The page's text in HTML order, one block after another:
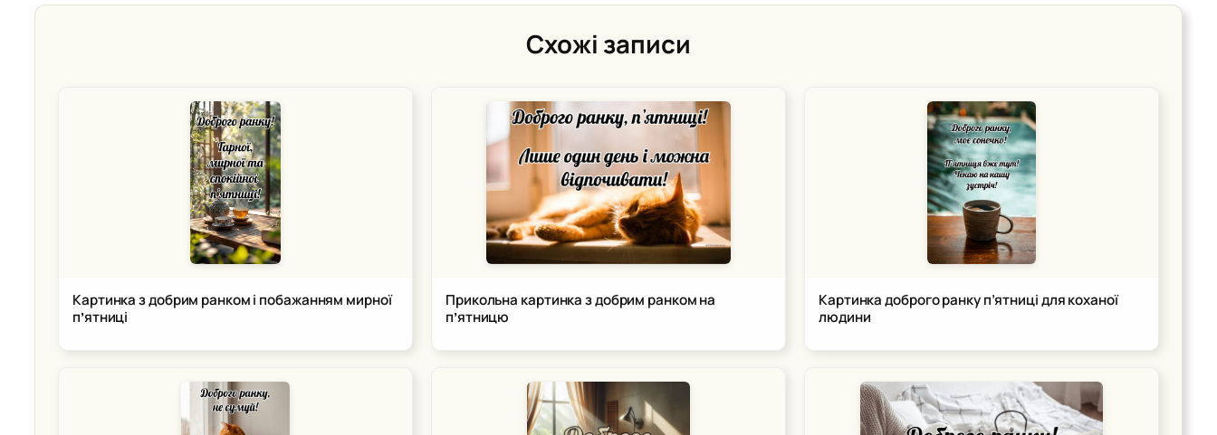
Схожі записи
Картинка з добрим ранком і побажанням мирної
пʼятниці
Прикольна картинка з добрим ранком на
пʼятницю
Картинка доброго ранку п’ятниці для коханої
людини